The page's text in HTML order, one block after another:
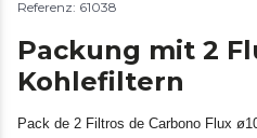
Referenz: 61038
Packung mit 2
Kohlefiltern
Pack de 2 Filtros de Carbono Flux